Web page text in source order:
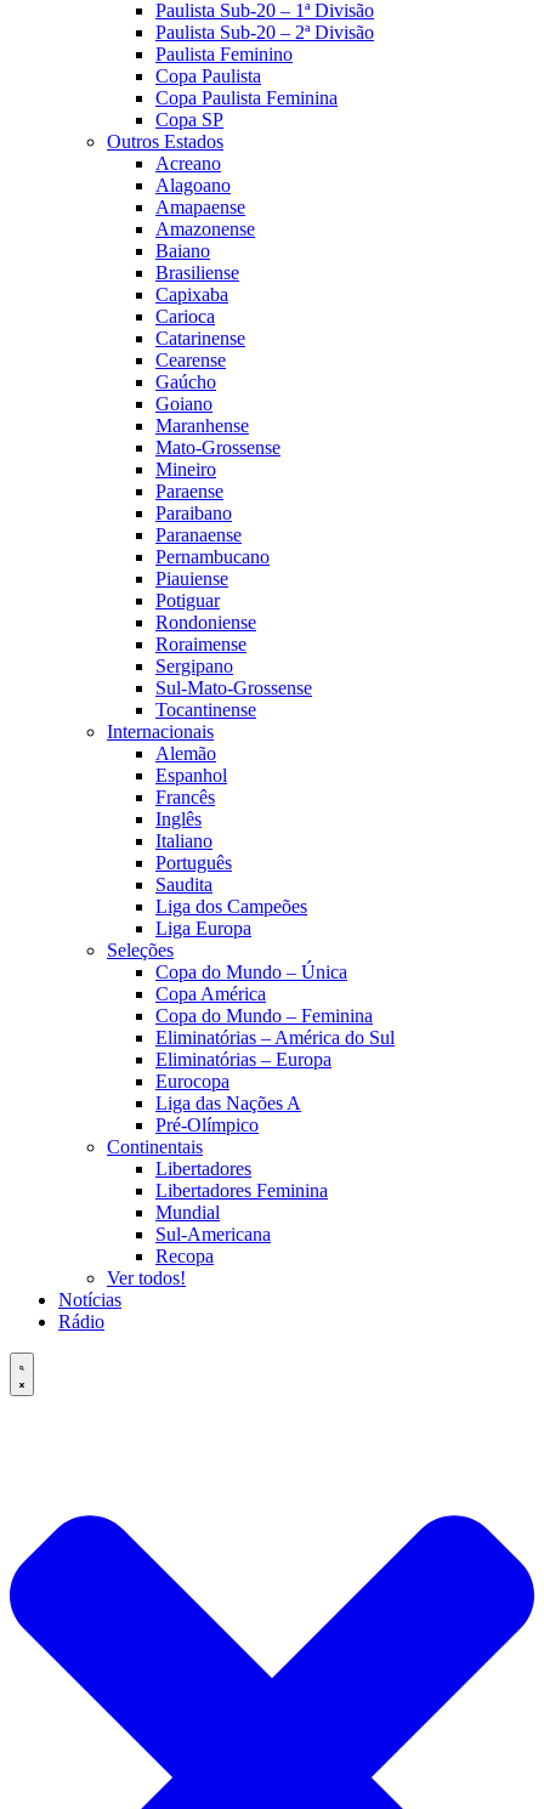
Paulista Sub-20 – 1ª Divisão
Paulista Sub-20 – 2ª Divisão
Paulista Feminino
Copa Paulista
Copa Paulista Feminina
Copa SP
Outros Estados
Acreano
Alagoano
Amapaense
Amazonense
Baiano
Brasiliense
Capixaba
Carioca
Catarinense
Cearense
Gaúcho
Goiano
Maranhense
Mato-Grossense
Mineiro
Paraense
Paraibano
Paranaense
Pernambucano
Piauiense
Potiguar
Rondoniense
Roraimense
Sergipano
Sul-Mato-Grossense
Tocantinense
Internacionais
Alemão
Espanhol
Francês
Inglês
Italiano
Português
Saudita
Liga dos Campeões
Liga Europa
Seleções
Copa do Mundo – Única
Copa América
Copa do Mundo – Feminina
Eliminatórias – América do Sul
Eliminatórias – Europa
Eurocopa
Liga das Nações A
Pré-Olímpico
Continentais
Libertadores
Libertadores Feminina
Mundial
Sul-Americana
Recopa
Ver todos!
Notícias
Rádio